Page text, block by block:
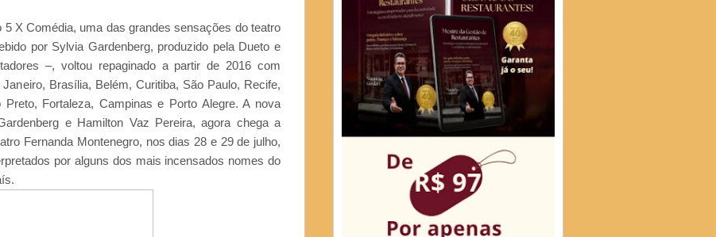
X Comédia, uma das grandes sensações do teatro
por Sylvia Gardenberg, produzido pela Dueto e
–, voltou repaginado a partir de 2016 com
Brasília, Belém, Curitiba, São Paulo, Recife,
Preto, Fortaleza, Campinas e Porto Alegre. A nova
e Hamilton Vaz Pereira, agora chega a
Fernanda Montenegro, nos dias 28 e 29 de julho,
por alguns dos mais incensados nomes do